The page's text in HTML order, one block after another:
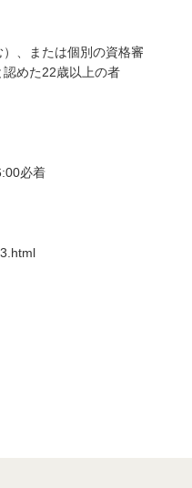
、または個別の資格審
た22歳以上の者
必着